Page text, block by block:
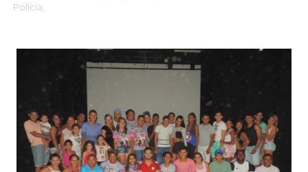
Polícia,